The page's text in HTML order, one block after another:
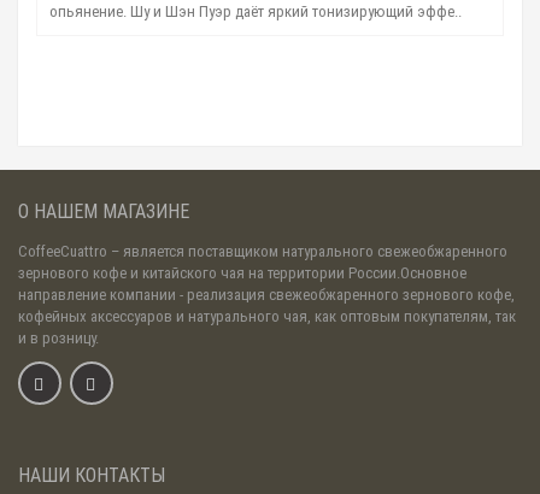
опьянение. Шу и Шэн Пуэр даёт яркий тонизирующий эффе..
О НАШЕМ МАГАЗИНЕ
CoffeeCuattro – является поставщиком натурального свежеобжаренного
зернового кофе и китайского чая на территории России.Основное
направление компании - реализация свежеобжаренного зернового кофе,
кофейных аксессуаров и натурального чая, как оптовым покупателям, так
и в розницу.
НАШИ КОНТАКТЫ